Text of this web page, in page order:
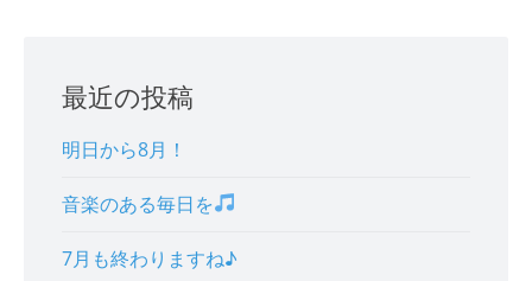
最近の投稿
明日から8月！
音楽のある毎日を
7月も終わりますね♪